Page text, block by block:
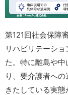
第121回社会保障
リハビリテーシ
た。特に離島や
り、要介護者へ
きたしている実